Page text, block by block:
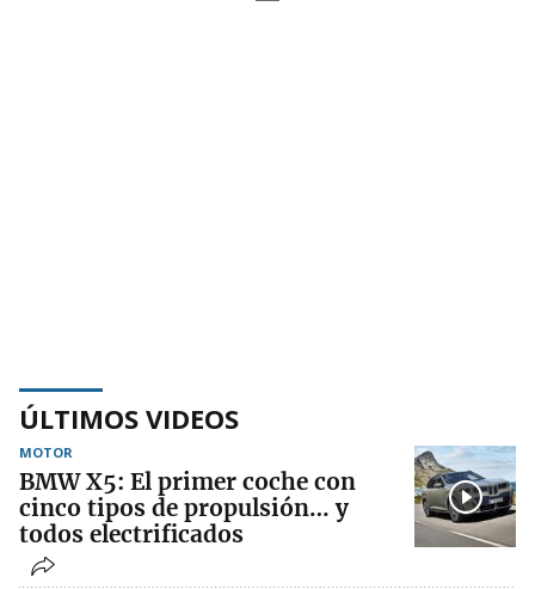
ÚLTIMOS VIDEOS
MOTOR
BMW X5: El primer coche con
cinco tipos de propulsión… y
todos electrificados